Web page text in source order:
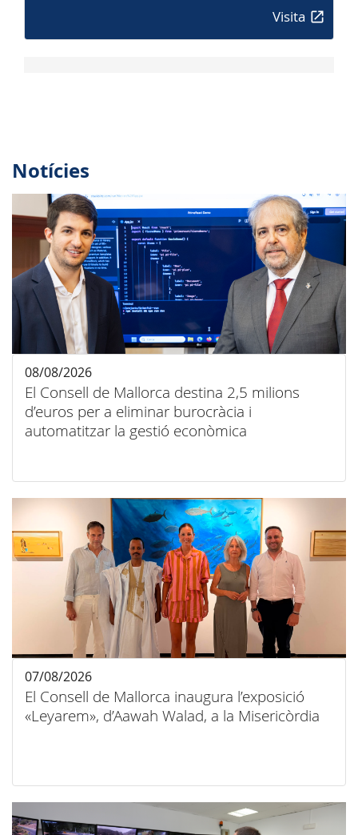
Visita
Notícies
El Consell de Mallorca destina 2,5 milions
d’euros per a eliminar burocràcia i
automatitzar la gestió econòmica
08/08/2026
El Consell de Mallorca inaugura l’exposició
«Leyarem», d’Aawah Walad, a la Misericòrdia
07/08/2026